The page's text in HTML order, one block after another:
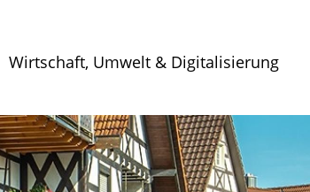
Wirtschaft, Umwelt & Digitalisierung